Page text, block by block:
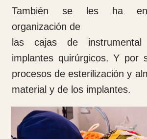
COEM ha financiado gracias a donaciones
la instalación y ampliación de una Unidad
las obras de mejora de la carretera de
acceso al Hospital.